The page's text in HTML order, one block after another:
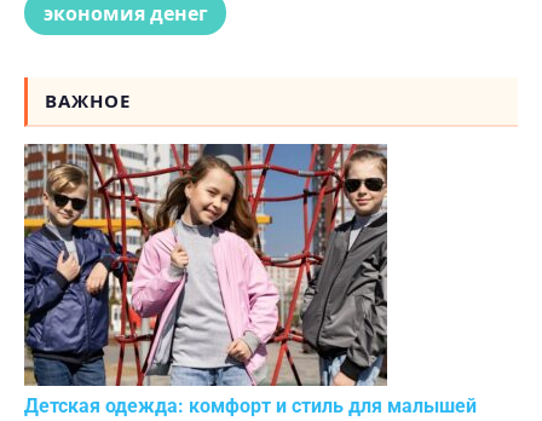
экономия денег
ВАЖНОЕ
Детская одежда: комфорт и стиль для малышей